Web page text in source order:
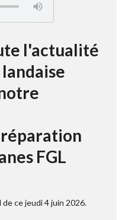
l'actualité
FGL
ce jeudi 4 juin 2026.